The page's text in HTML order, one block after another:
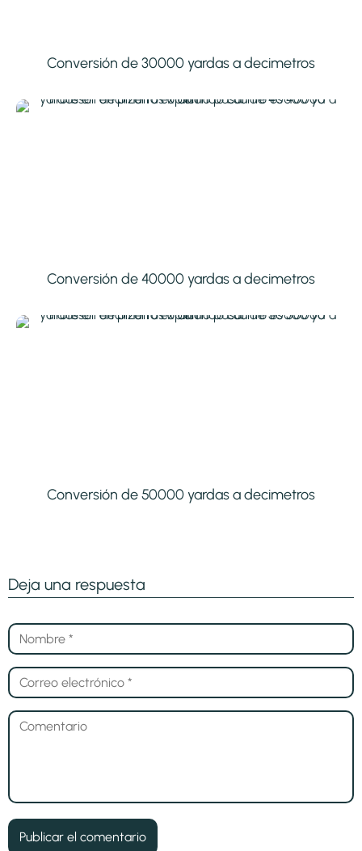
Conversión de 30000 yardas a decimetros
Conversión de 40000 yardas a decimetros
Conversión de 50000 yardas a decimetros
Deja una respuesta